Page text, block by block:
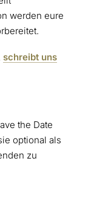
werden eure
schreibt uns
the Date
optional als
zu